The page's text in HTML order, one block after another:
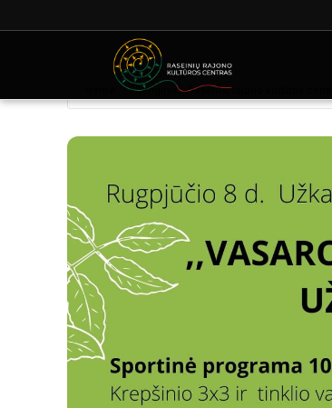
Renginiai - Raseinių rajono kultūros